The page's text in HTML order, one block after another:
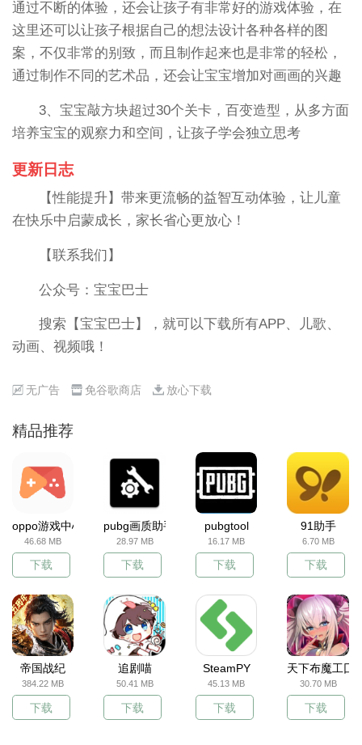
通过不断的体验，还会让孩子有非常好的游戏体验，在
这里还可以让孩子根据自己的想法设计各种各样的图
案，不仅非常的别致，而且制作起来也是非常的轻松，
通过制作不同的艺术品，还会让宝宝增加对画画的兴趣
3、宝宝敲方块超过30个关卡，百变造型，从多方面
培养宝宝的观察力和空间，让孩子学会独立思考
更新日志
【性能提升】带来更流畅的益智互动体验，让儿童
在快乐中启蒙成长，家长省心更放心！
【联系我们】
公众号：宝宝巴士
搜索【宝宝巴士】，就可以下载所有APP、儿歌、
动画、视频哦！
无广告 免谷歌商店 放心下载
精品推荐
oppo游戏中心
46.68 MB
下载
pubg画质助手
28.97 MB
下载
pubgtool
16.17 MB
下载
91助手
6.70 MB
下载
帝国战纪
384.22 MB
下载
追剧喵
50.41 MB
下载
SteamPY
45.13 MB
下载
天下布魔工囗
30.70 MB
下载